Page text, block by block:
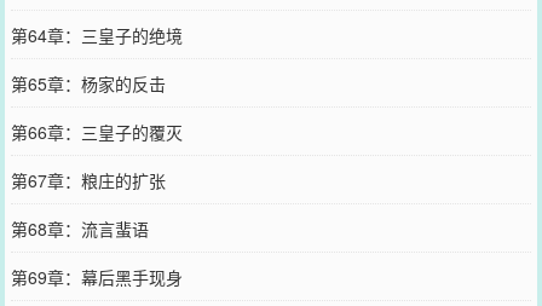
第64章：三皇子的绝境
第65章：杨家的反击
第66章：三皇子的覆灭
第67章：粮庄的扩张
第68章：流言蜚语
第69章：幕后黑手现身